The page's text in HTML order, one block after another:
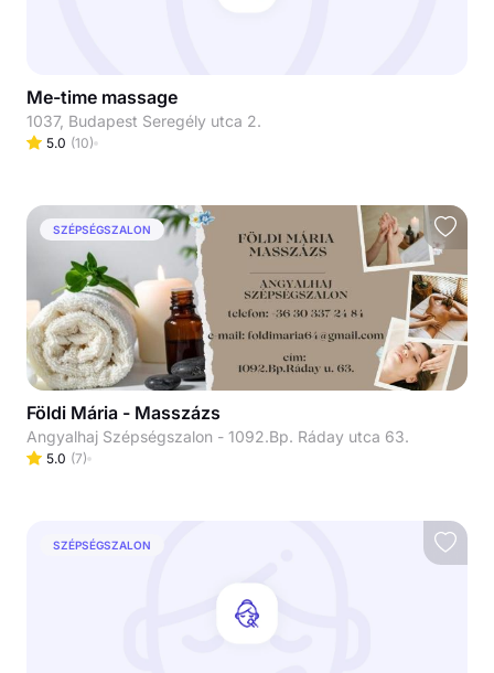
Me-time massage
1037, Budapest Seregély utca 2.
5.0 (10)
SZÉPSÉGSZALON
Földi Mária - Masszázs
Angyalhaj Szépségszalon - 1092.Bp. Ráday utca 63.
5.0 (7)
SZÉPSÉGSZALON